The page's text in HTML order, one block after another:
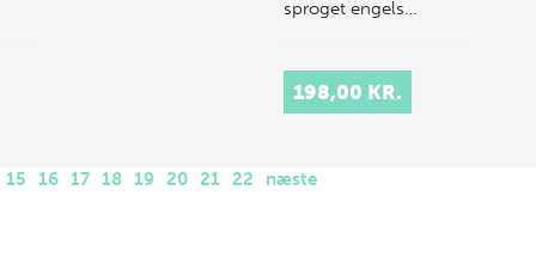
sproget engels…
198,00 KR.
15 16 17 18 19 20 21 22 næste